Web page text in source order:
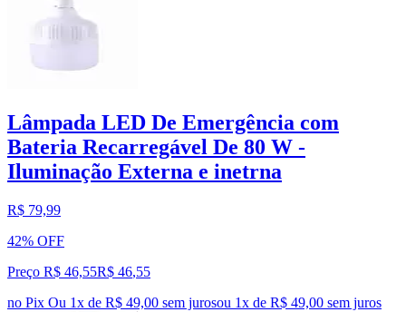
Lâmpada LED De Emergência com
Bateria Recarregável De 80 W -
Iluminação Externa e inetrna
R$ 79,99
42% OFF
Preço R$ 46,55R$ 46,55
no Pix Ou 1x de R$ 49,00 sem jurosou 1x de R$ 49,00 sem juros